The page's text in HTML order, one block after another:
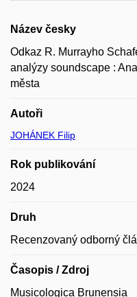
Název česky
Odkaz R. Murrayho
analýzy soundscape :
města
Autoři
JOHÁNEK Filip
Rok publikování
2024
Druh
Recenzovaný odborný
Časopis / Zdroj
Musicologica Brunensia